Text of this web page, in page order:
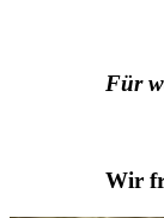
Für
Wir